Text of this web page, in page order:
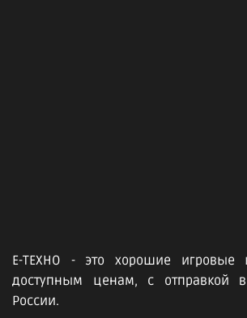
Е-ТЕХНО - это хорошие игровые
доступным ценам, с отправкой
России.